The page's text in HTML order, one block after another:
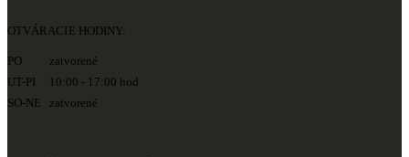
OTVÁRACIE HODINY:
PO zatvorené
UT-PI 10:00 - 17:00 hod
SO-NE zatvorené